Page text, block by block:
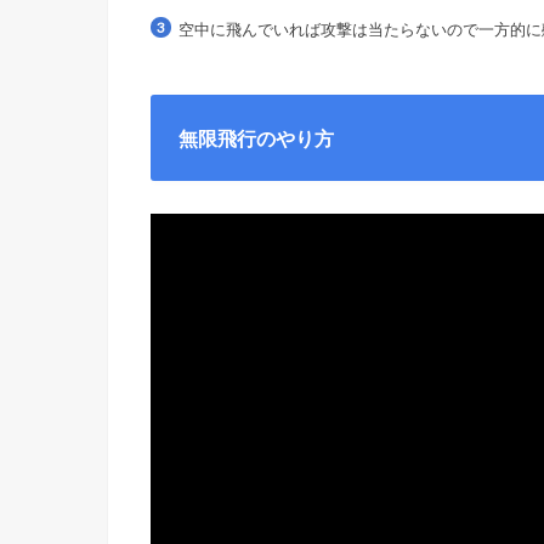
空中に飛んでいれば攻撃は当たらないので一方的に
無限飛行のやり方